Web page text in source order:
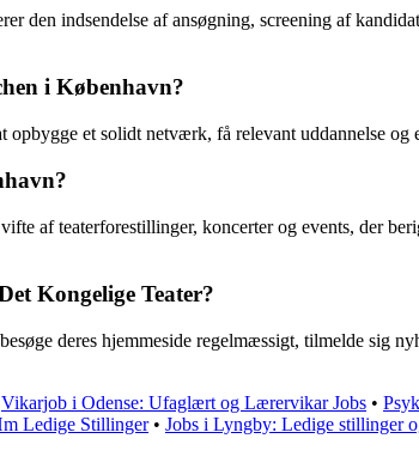
den indsendelse af ansøgning, screening af
i København?
et solidt netværk, få relevant uddannelse
af teaterforestillinger, koncerter og events, der
Kongelige Teater?
deres hjemmeside regelmæssigt, tilmelde sig
Vikarjob i Odense: Ufaglært og Lærervikar Jobs •
Ledige Stillinger• Jobs i Lyngby: Ledige stillinger